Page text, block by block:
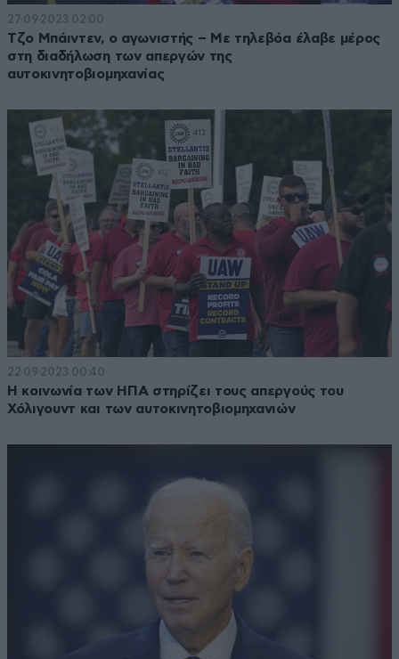
27·09·2023 02:00
Τζο Μπάιντεν, ο αγωνιστής – Με τηλεβόα έλαβε μέρος
στη διαδήλωση των απεργών της
αυτοκινητοβιομηχανίας
22·09·2023 00:40
Η κοινωνία των ΗΠΑ στηρίζει τους απεργούς του
Χόλιγουντ και των αυτοκινητοβιομηχανιών